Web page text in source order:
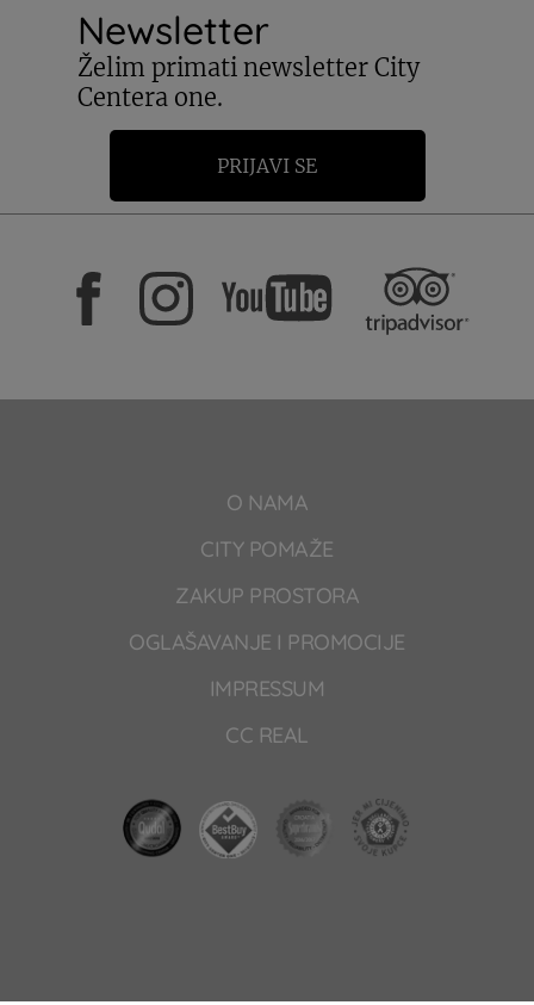
Newsletter
Želim primati newsletter City
Centera one.
PRIJAVI SE
O NAMA
CITY POMAŽE
ZAKUP PROSTORA
OGLAŠAVANJE I PROMOCIJE
IMPRESSUM
CC REAL